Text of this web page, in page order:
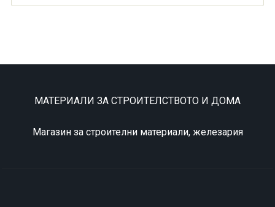
МАТЕРИАЛИ ЗА СТРОИТЕЛСТВОТО И ДОМА
Магазин за строителни материали, железария